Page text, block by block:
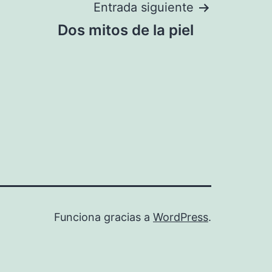
Entrada siguiente
Dos mitos de la piel
Funciona gracias a WordPress.